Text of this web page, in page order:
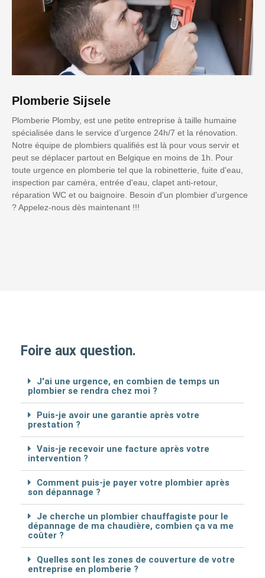
Plomberie Sijsele
Plomberie Plomby, est une petite entreprise à taille humaine
spécialisée dans le service d’urgence 24h/7 et la rénovation.
Notre équipe de plombiers qualifiés est là pour vous servir et
peut se déplacer partout en Belgique en moins de 1h. Pour
toute urgence en plomberie tel que la robinetterie, fuite d'eau,
inspection par caméra, entrée d'eau, clapet anti-retour,
réparation WC et ou baignoire. Besoin d'un plombier d'urgence
? Appelez-nous dès maintenant !!!
Foire aux question.
J'ai une urgence, en combien de temps un
plombier se rendra chez moi ?
Puis-je avoir une garantie après votre
prestation ?
Vais-je recevoir une facture après votre
intervention ?
Comment puis-je payer votre plombier après
son dépannage ?
Je cherche un plombier chauffagiste pour le
dépannage de ma chaudière, combien ça va me
coûter ?
Quelles sont les zones de couverture de votre
entreprise en plomberie ?